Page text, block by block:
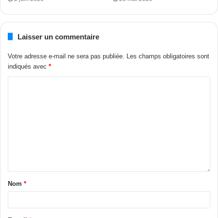
généraux proposés par la nouvelle ministre de l’Éducation
nationale’’, a-t-il conclu.
MO avec DO
Tags
Laisser un commentaire
Votre adresse e-mail ne sera pas publiée. Les champs obligatoires sont
indiqués avec *
Nom *